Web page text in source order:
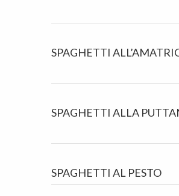
SPAGHETTI
SPAGHETTI ALLA
SPAGHETTI AL PESTO